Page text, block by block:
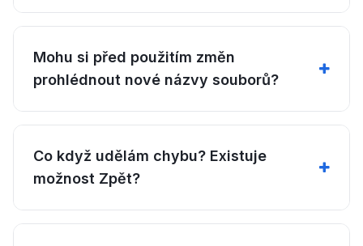
Mohu si před použitím změn
prohlédnout nové názvy souborů?
Co když udělám chybu? Existuje
možnost Zpět?